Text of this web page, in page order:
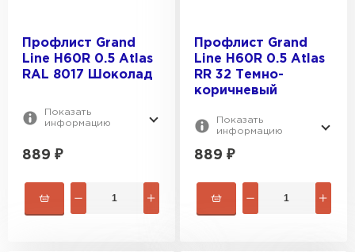
Профлист Grand
Line H60R 0.5 Atlas
RAL 8017 Шоколад
Показать
информацию
889 ₽
Профлист Grand
Line H60R 0.5 Atlas
RR 32 Темно-
коричневый
Показать
информацию
889 ₽